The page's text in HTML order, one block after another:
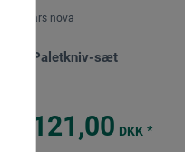
ars nova
Paletkniv-sæt
121,00 DKK *